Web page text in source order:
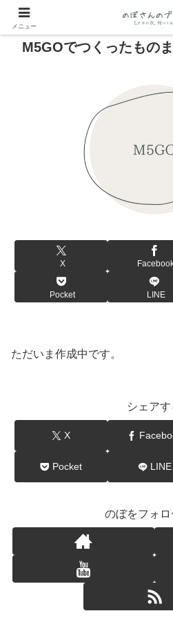
M5GOでつくったもの
X
Pocket LINE
ただいま作成中です。
シェアす
X
Pocket LINE
のぼをフォロ
メニュー